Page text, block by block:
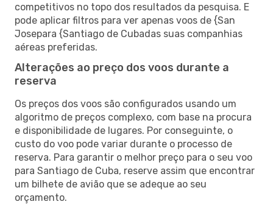
competitivos no topo dos resultados da pesquisa. E
pode aplicar filtros para ver apenas voos de {San
Josepara {Santiago de Cubadas suas companhias
aéreas preferidas.
Alterações ao preço dos voos durante a
reserva
Os preços dos voos são configurados usando um
algoritmo de preços complexo, com base na procura
e disponibilidade de lugares. Por conseguinte, o
custo do voo pode variar durante o processo de
reserva. Para garantir o melhor preço para o seu voo
para Santiago de Cuba, reserve assim que encontrar
um bilhete de avião que se adeque ao seu
orçamento.